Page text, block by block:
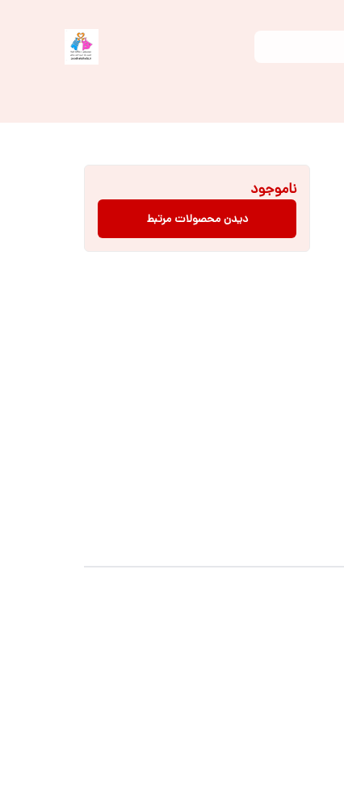
ناموجود
دیدن محصولات مرتبط